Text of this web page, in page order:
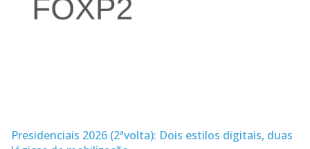
Presidenciais 2026 (2ªvolta): Dois estilos digitais, duas